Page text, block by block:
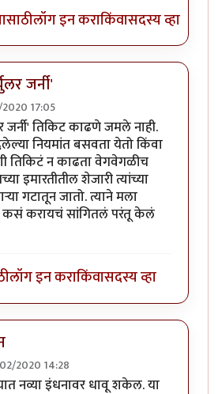
लॉग इन कराकिंवासदस्य व्हा
जर्नी'
17:05
तिकिट काढणे जमले नाही.
नियमांत बसवता येतो किंवा
तिकिटं न काढता वेगवेगळीच
इमारतीतील शेजारी त्यांच्या
गटातून जातो. त्याने मला
कसं करायचं सांगितलं परंतू केलं
लॉग इन कराकिंवासदस्य व्हा
2020 14:28
नव्या इंधनावर धावू शकेल. या